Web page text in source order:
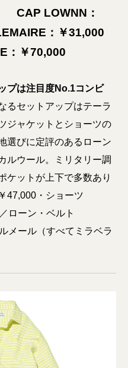
CAP LOWNN：
：￥31,000
：￥70,000
プは注目度No.1コンビ
るセットアップはテーラ
ジャケットとショーツの
選びに定評のあるローン
ルウール。ミリタリー調
ケットが上下で多数あり
47,000・ショーツ
ローン・ベルト
メール（すべてミラベラ